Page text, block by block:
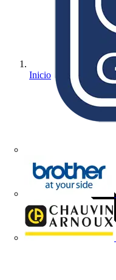
Inicio